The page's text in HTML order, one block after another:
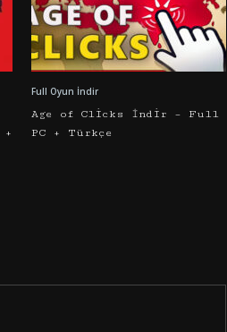
Full Oyun İndir
Age of Clicks İndir – Full
PC + Türkçe